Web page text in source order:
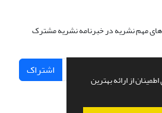
از ارائه بهترین
های مهم نشریه در خبرنامه نشریه مشترک
اشتراک